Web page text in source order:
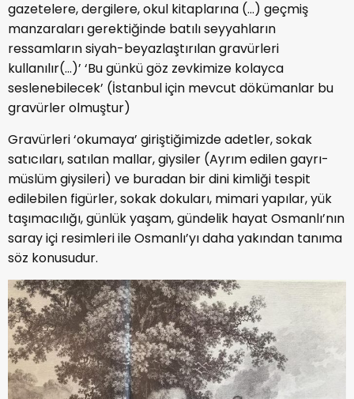
gazetelere, dergilere, okul kitaplarına (…) geçmiş
manzaraları gerektiğinde batılı seyyahların
ressamların siyah-beyazlaştırılan gravürleri
kullanılır(…)’ ‘Bu günkü göz zevkimize kolayca
seslenebilecek’ (İstanbul için mevcut dökümanlar bu
gravürler olmuştur)
Gravürleri ‘okumaya’ giriştiğimizde adetler, sokak
satıcıları, satılan mallar, giysiler (Ayrım edilen gayrı-
müslüm giysileri) ve buradan bir dini kimliği tespit
edilebilen figürler, sokak dokuları, mimari yapılar, yük
taşımacılığı, günlük yaşam, gündelik hayat Osmanlı’nın
saray içi resimleri ile Osmanlı’yı daha yakından tanıma
söz konusudur.